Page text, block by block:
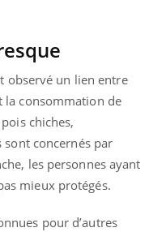
observé un lien entre
la consommation de
chiches,
sont concernés par
les personnes ayant
mieux protégés.
pour d’autres